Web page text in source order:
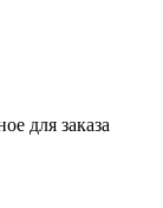
для заказа